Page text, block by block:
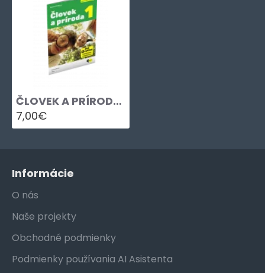
ČLOVEK A PRÍRODA 1
7,00€
Informácie
O nás
Naše projekty
Obchodné podmienky
Podmienky používania AI Asistenta